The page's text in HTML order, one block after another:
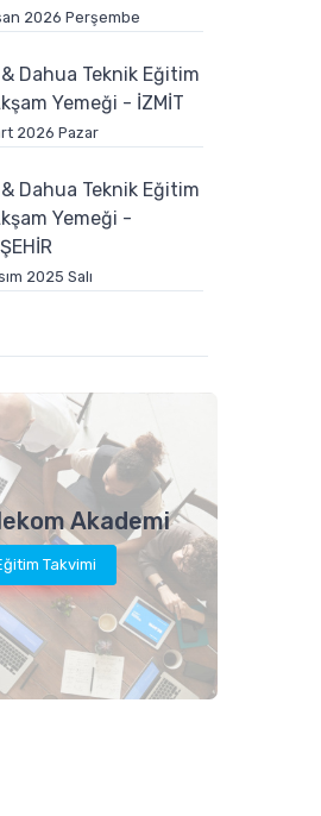
2026 Perşembe
& Dahua Teknik Eğitim
Yemeği - İZMİT
2026 Pazar
& Dahua Teknik Eğitim
Yemeği -
2025 Salı
Akademi
Takvimi